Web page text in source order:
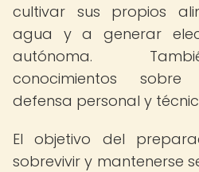
cultivar sus propios
agua y a generar
autónoma.
conocimientos sobre
defensa personal y
El objetivo del
sobrevivir y mantenerse